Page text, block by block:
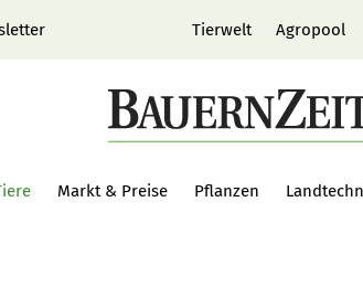
Tierwelt Agropool
Markt & Preise Pflanzen